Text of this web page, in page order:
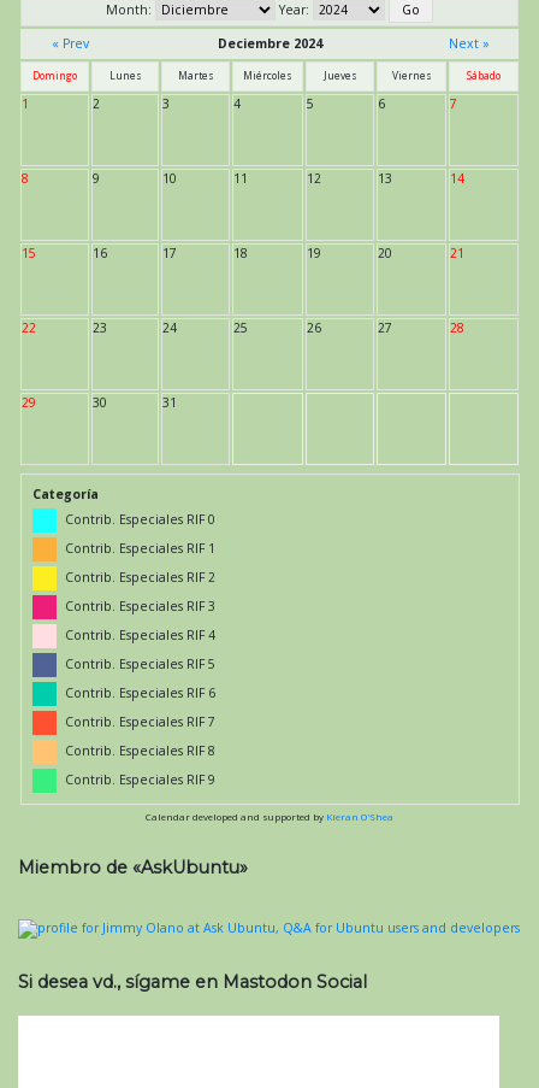
Month:
Year:
« Prev
Deciembre 2024 Next »
Domingo Lunes Martes Miércoles Jueves Viernes Sábado
1 2 3 4 5 6 7
8 9 10 11 12 13 14
15 16 17 18 19 20 21
22 23 24 25 26 27 28
29 30 31
Categoría
Contrib. Especiales RIF 0
Contrib. Especiales RIF 1
Contrib. Especiales RIF 2
Contrib. Especiales RIF 3
Contrib. Especiales RIF 4
Contrib. Especiales RIF 5
Contrib. Especiales RIF 6
Contrib. Especiales RIF 7
Contrib. Especiales RIF 8
Contrib. Especiales RIF 9
Calendar developed and supported by Kieran O'Shea
Miembro de «AskUbuntu»
Si desea vd., sígame en Mastodon Social